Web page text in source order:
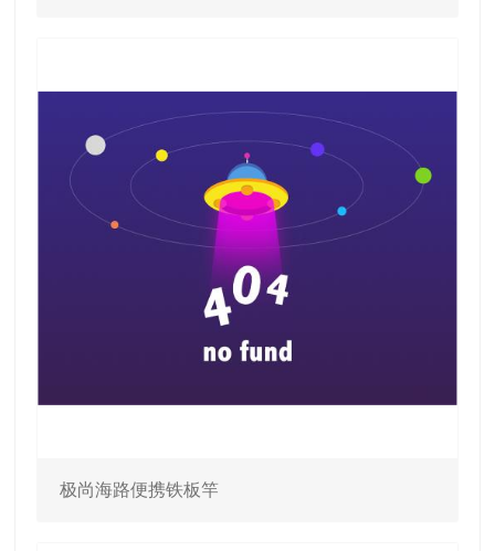
极尚海路便携铁板竿